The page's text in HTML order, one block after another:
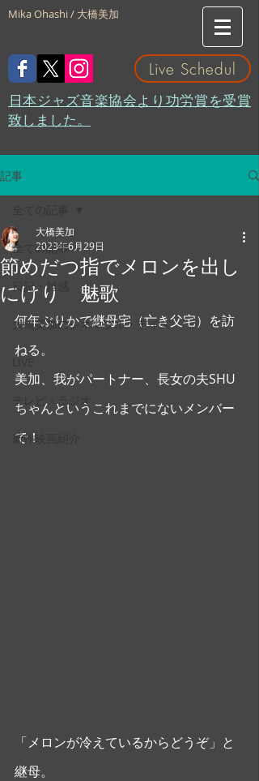
Mika Ohashi / 大橋美加
Live Schedul
​日本ジャズ音楽協会より功労賞を受賞
致しました。
記事
全ての記事
日記・雑感
大橋美加のシネマフル・デイズ
LIVE
テレビ・ラジオ
新作映画紹介
節めだつ指でメロンを出し
にけり 魅歌
大橋美加
2023年6月29日
何年ぶりかで継母宅（亡き父宅）を訪
ねる。
美加、我がパートナー、長女の夫SHU
ちゃんというこれまでにないメンバー
で！
「メロンが冷えているからどうぞ」と
継母。